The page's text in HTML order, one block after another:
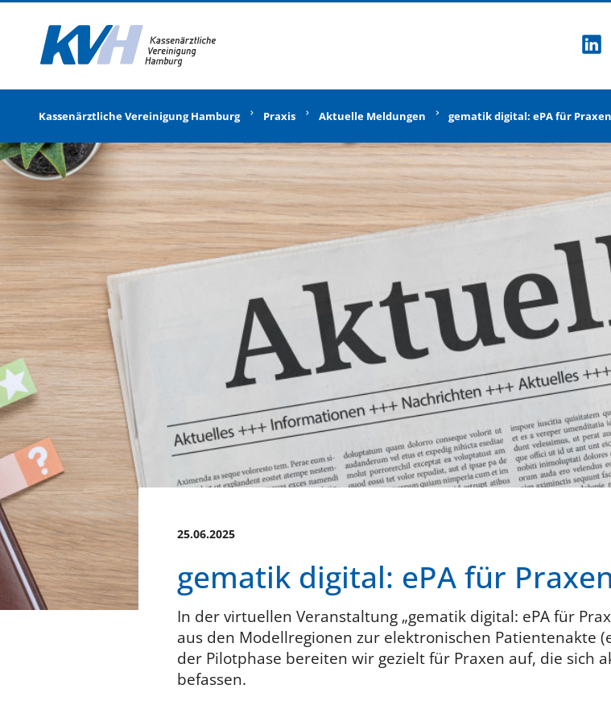
Kassenärztliche Vereinigung Hamburg Praxis Aktuelle Meldungen gematik digital: ePA für Praxen
25.06.2025
gematik digital: ePA für
In der virtuellen Veranstaltung „gematik digital: ePA für
aus den Modellregionen zur elektronischen Patientenakte
der Pilotphase bereiten wir gezielt für Praxen auf, die sich
befassen.